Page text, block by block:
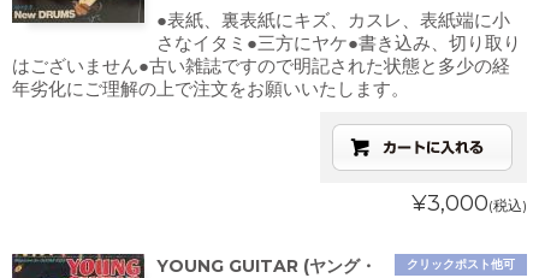
●表紙、裏表紙にキズ、カスレ、表紙端に小
さなイタミ●三方にヤケ●書き込み、切り取り
はございません●古い雑誌ですので明記された状態と多少の経
年劣化にご理解の上で注文をお願いいたします。
¥3,000(税込)
クリックポスト他可
YOUNG GUITAR (ヤング・